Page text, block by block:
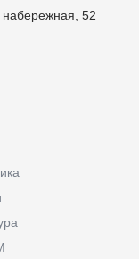
набережная, 52